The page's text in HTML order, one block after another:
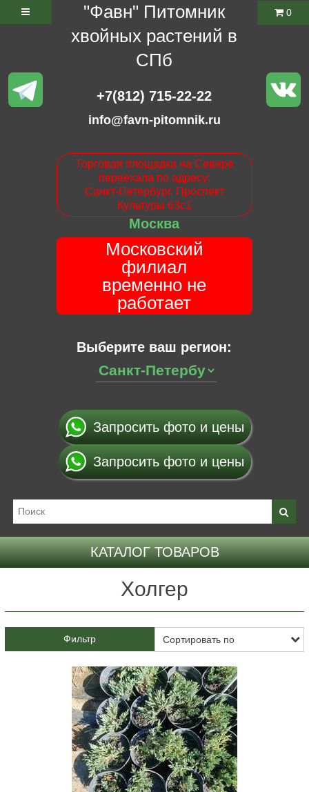
"Фавн" Питомник
хвойных растений в
СПб
+7(812) 715-22-22
info@favn-pitomnik.ru
Торговая площадка на Севере
переехала по адресу:
Санкт-Петербург. Проспект
Культуры 63с1
Москва
Московский
филиал
временно не
работает
Выберите ваш регион:
0
Запросить фото и цены
Запросить фото и цены
КАТАЛОГ ТОВАРОВ
Холгер
Фильтр